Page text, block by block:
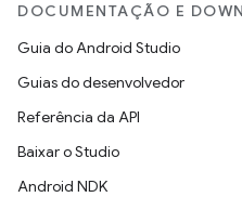
DOCUMENTAÇÃO E
Guia do Android Studio
Guias do desenvolvedor
Referência da API
Baixar o Studio
Android NDK